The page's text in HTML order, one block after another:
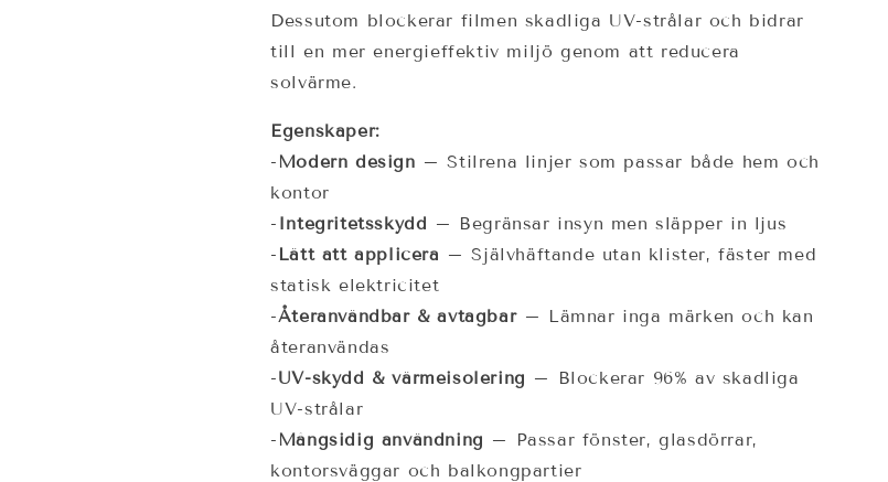
Dessutom blockerar filmen skadliga UV-strålar och bidrar
till en mer energieffektiv miljö genom att reducera
solvärme.
Egenskaper:
- Modern design – Stilrena linjer som passar både hem och
kontor
- Integritetsskydd – Begränsar insyn men släpper in ljus
- Lätt att applicera – Självhäftande utan klister, fäster med
statisk elektricitet
-Återanvändbar & avtagbar– Lämnar inga märken och kan
återanvändas
-UV-skydd & värmeisolering – Blockerar 96% av skadliga
UV-strålar
- Mångsidig användning – Passar fönster, glasdörrar,
kontorsväggar och balkongpartier